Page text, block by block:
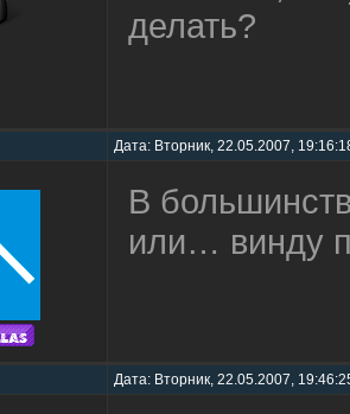
делать?
Дата: Вторник, 22.05.2007,
В
или… винду
Дата: Вторник, 22.05.2007,